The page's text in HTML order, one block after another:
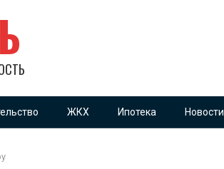
ЖКХ Ипотека Новости